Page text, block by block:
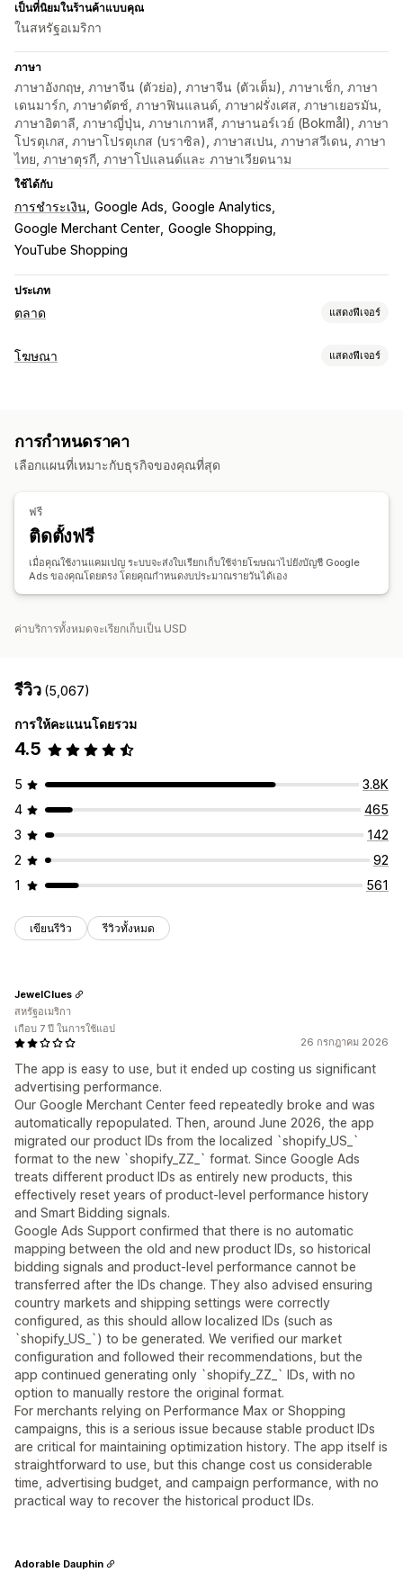
เป็นที่นิยมในร้านค้าแบบคุณ
ในสหรัฐอเมริกา
ภาษา
ภาษาอังกฤษ, ภาษาจีน (ตัวย่อ), ภาษาจีน (ตัวเต็ม), ภาษาเช็ก, ภาษา
เดนมาร์ก, ภาษาดัตช์, ภาษาฟินแลนด์, ภาษาฝรั่งเศส, ภาษาเยอรมัน,
ภาษาอิตาลี, ภาษาญี่ปุ่น, ภาษาเกาหลี, ภาษานอร์เวย์ (Bokmål), ภาษา
โปรตุเกส, ภาษาโปรตุเกส (บราซิล), ภาษาสเปน, ภาษาสวีเดน, ภาษา
ไทย, ภาษาตุรกี, ภาษาโปแลนด์และ ภาษาเวียดนาม
ใช้ได้กับ
การชำระเงิน Google Ads Google Analytics
Google Merchant Center Google Shopping
YouTube Shopping
ประเภท
ตลาด แสดงฟีเจอร์
การจัดการการทำรายการสินค้า
ซิงค์สินค้าคงคลัง
โฆษณา แสดงฟีเจอร์
กลุ่มเป้าหมายที่กำหนดเอง
การกำหนดเป้าหมายด้วย AI
การกำหนดเป้าหมายซ้ำ
การเพิ่มประสิทธิภาพด้วย AI
การวิเคราะห์ประสิทธิภาพ
เมตริกการมีส่วนร่วม การวิเคราะห์ ROI
การกำหนดราคา
เลือกแผนที่เหมาะกับธุรกิจของคุณที่สุด
ฟรี
ติดตั้งฟรี
เมื่อคุณใช้งานแคมเปญ ระบบจะส่งใบเรียกเก็บใช้จ่ายโฆษณาไปยังบัญชี Google
Ads ของคุณโดยตรง โดยคุณกำหนดงบประมาณรายวันได้เอง
ค่าบริการทั้งหมดจะเรียกเก็บเป็น USD
รีวิว (5,067)
การให้คะแนนโดยรวม
4.5
5
3.8K
4
465
3
142
2
92
1
561
เขียนรีวิว รีวิวทั้งหมด
26 กรกฎาคม 2026
The app is easy to use, but it ended up costing us significant
advertising performance.
Our Google Merchant Center feed repeatedly broke and was
automatically repopulated. Then, around June 2026, the app
migrated our product IDs from the localized `shopify_US_`
format to the new `shopify_ZZ_` format. Since Google Ads
treats different product IDs as entirely new products, this
effectively reset years of product-level performance history
and Smart Bidding signals.
Google Ads Support confirmed that there is no automatic
mapping between the old and new product IDs, so historical
bidding signals and product-level performance cannot be
transferred after the IDs change. They also advised ensuring
country markets and shipping settings were correctly
configured, as this should allow localized IDs (such as
`shopify_US_`) to be generated. We verified our market
configuration and followed their recommendations, but the
app continued generating only `shopify_ZZ_` IDs, with no
option to manually restore the original format.
For merchants relying on Performance Max or Shopping
campaigns, this is a serious issue because stable product IDs
are critical for maintaining optimization history. The app itself is
straightforward to use, but this change cost us considerable
time, advertising budget, and campaign performance, with no
practical way to recover the historical product IDs.
JewelClues
สหรัฐอเมริกา
เกือบ 7 ปี ในการใช้แอป
Adorable Dauphin